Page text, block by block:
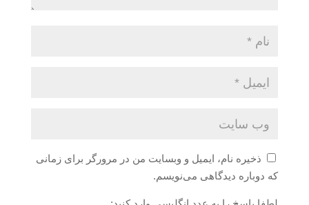
ذخیره نام، ایمیل و وبسایت من در مرورگر برای زمانی
که دوباره دیدگاهی می‌نویسم.